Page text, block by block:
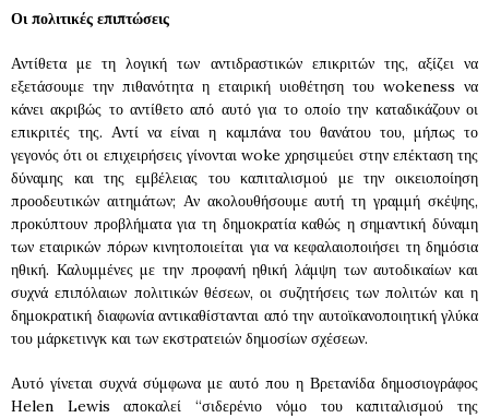
Οι πολιτικές επιπτώσεις
Αντίθετα με τη λογική των αντιδραστικών επικριτών της, αξίζει να
εξετάσουμε την πιθανότητα η εταιρική υιοθέτηση του wokeness να
κάνει ακριβώς το αντίθετο από αυτό για το οποίο την καταδικάζουν οι
επικριτές της. Αντί να είναι η καμπάνα του θανάτου του, μήπως το
γεγονός ότι οι επιχειρήσεις γίνονται woke χρησιμεύει στην επέκταση της
δύναμης και της εμβέλειας του καπιταλισμού με την οικειοποίηση
προοδευτικών αιτημάτων; Αν ακολουθήσουμε αυτή τη γραμμή σκέψης,
προκύπτουν προβλήματα για τη δημοκρατία καθώς η σημαντική δύναμη
των εταιρικών πόρων κινητοποιείται για να κεφαλαιοποιήσει τη δημόσια
ηθική. Καλυμμένες με την προφανή ηθική λάμψη των αυτοδικαίων και
συχνά επιπόλαιων πολιτικών θέσεων, οι συζητήσεις των πολιτών και η
δημοκρατική διαφωνία αντικαθίστανται από την αυτοϊκανοποιητική γλύκα
του μάρκετινγκ και των εκστρατειών δημοσίων σχέσεων.
Αυτό γίνεται συχνά σύμφωνα με αυτό που η Βρετανίδα δημοσιογράφος
Helen Lewis αποκαλεί “σιδερένιο νόμο του καπιταλισμού της